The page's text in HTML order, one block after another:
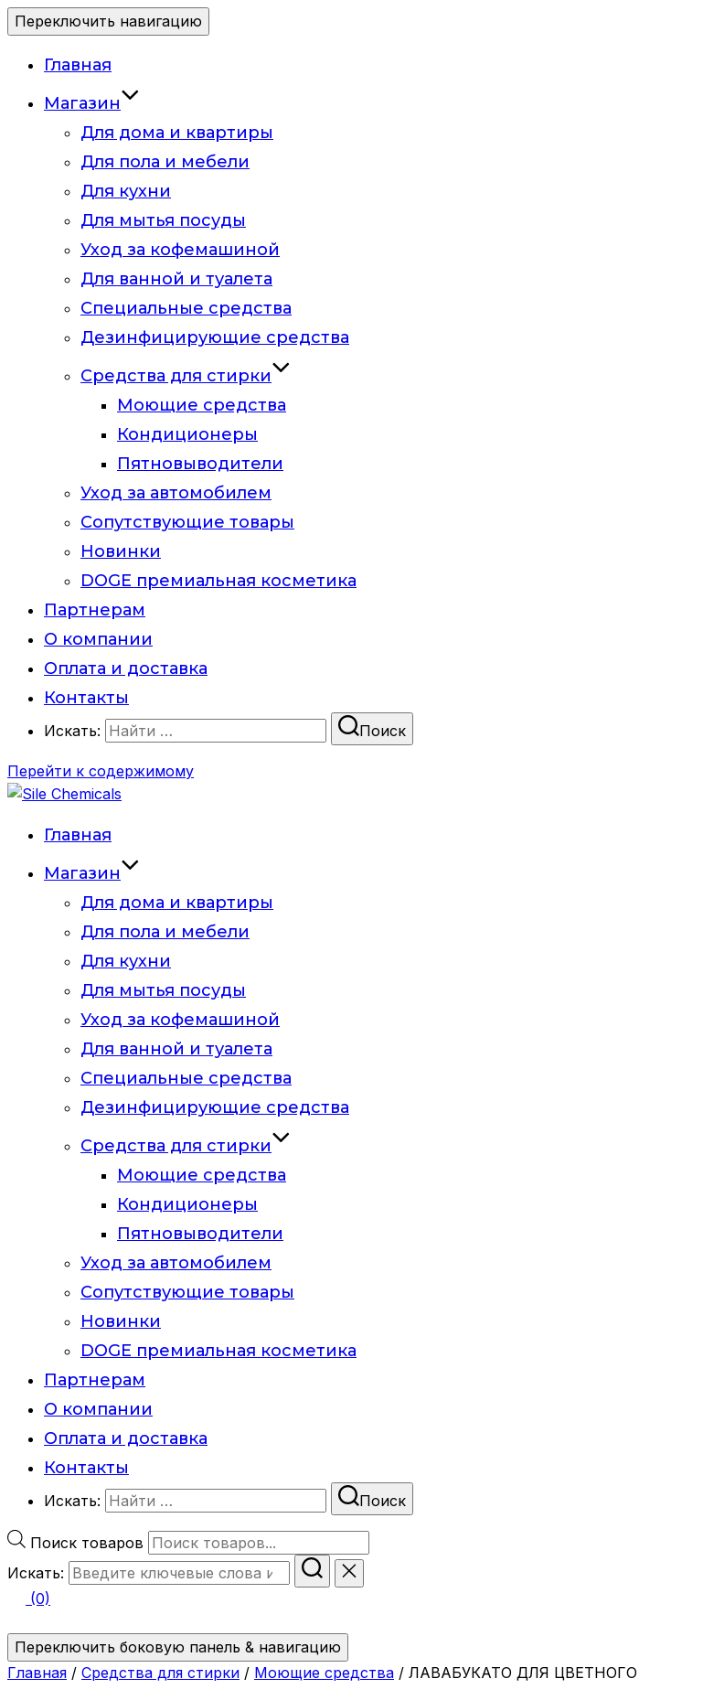
Переключить навигацию
Главная
Магазин
Для дома и квартиры
Для пола и мебели
Для кухни
Для мытья посуды
Уход за кофемашиной
Для ванной и туалета
Специальные средства
Дезинфицирующие средства
Средства для стирки
Моющие средства
Кондиционеры
Пятновыводители
Уход за автомобилем
Сопутствующие товары
Новинки
DOGE премиальная косметика
Партнерам
О компании
Оплата и доставка
Контакты
Искать: Поиск
Перейти к содержимому
Главная
Магазин
Для дома и квартиры
Для пола и мебели
Для кухни
Для мытья посуды
Уход за кофемашиной
Для ванной и туалета
Специальные средства
Дезинфицирующие средства
Средства для стирки
Моющие средства
Кондиционеры
Пятновыводители
Уход за автомобилем
Сопутствующие товары
Новинки
DOGE премиальная косметика
Партнерам
О компании
Оплата и доставка
Контакты
Искать: Поиск
Поиск товаров
Искать:
(0)
Переключить боковую панель & навигацию
Главная / Средства для стирки / Моющие средства / ЛАВАБУКАТО ДЛЯ ЦВЕТНОГО